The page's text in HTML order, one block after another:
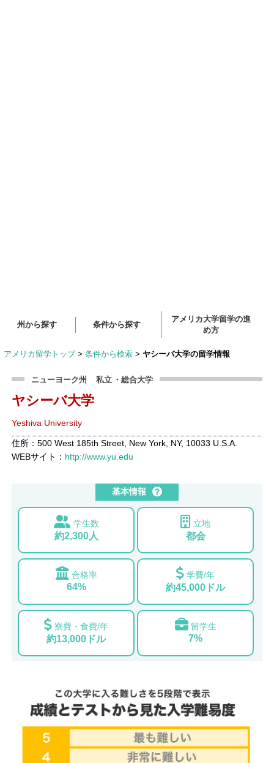
州から探す 条件から探す
アメリカ大学留学の進
め方
アメリカ留学トップ > 条件から検索 > ヤシーバ大学の留学情報
ニューヨーク州 私立 ・総合大学
ヤシーバ大学
Yeshiva University
住所：500 West 185th Street, New York, NY, 10033 U.S.A.
WEBサイト： http://www.yu.edu
基本情報
学生数
約2,300人
立地
都会
合格率
64%
学費/年
約45,000ドル
寮費・食費/年
約13,000ドル
留学生
7%